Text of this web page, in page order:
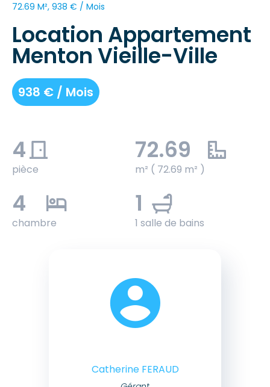
72.69 M², 938 € / Mois
Location Appartement
Menton Vieille-Ville
938 € / Mois
4
pièce
72.69
m² ( 72.69 m² )
4
chambre
1
1 salle de bains
Catherine FERAUD